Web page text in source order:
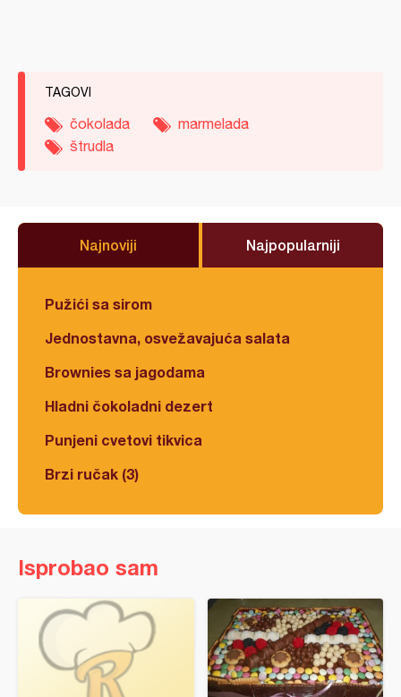
TAGOVI
čokolada
marmelada
štrudla
Najnoviji Najpopularniji
Pužići sa sirom
Jednostavna, osvežavajuća salata
Brownies sa jagodama
Hladni čokoladni dezert
Punjeni cvetovi tikvica
Brzi ručak (3)
Isprobao sam